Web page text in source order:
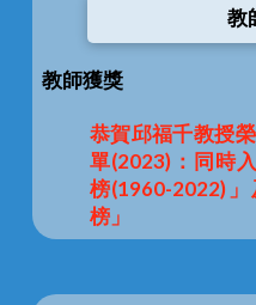
教
教師獲獎
恭賀邱福千教授
單(2023)：同時
榜(1960-2022)
榜」